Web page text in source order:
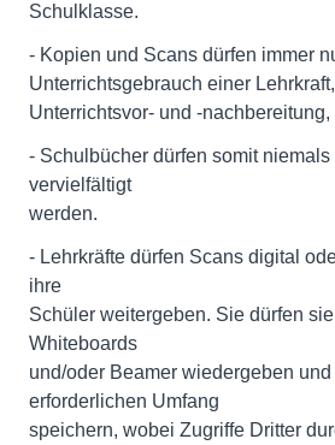
Schulklasse.
- Kopien und Scans dürfen immer
Unterrichtsgebrauch einer
Unterrichtsvor- und -nachbereitung,
- Schulbücher dürfen somit
vervielfältigt
werden.
- Lehrkräfte dürfen Scans digital
ihre
Schüler weitergeben. Sie dürfen
Whiteboards
und/oder Beamer wiedergeben
erforderlichen Umfang
speichern, wobei Zugriffe Dritter